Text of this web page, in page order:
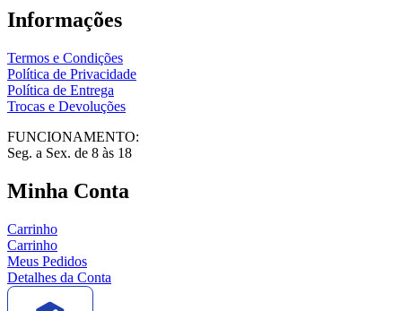
Informações
Termos e Condições
Política de Privacidade
Política de Entrega
Trocas e Devoluções
FUNCIONAMENTO:
Seg. a Sex. de 8 às 18
Minha Conta
Carrinho
Carrinho
Meus Pedidos
Detalhes da Conta